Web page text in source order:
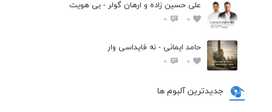
علی حسین زاده و ارهان گولر - بی هویت
0
0
حامد ایمانی - نه فایداسی وار
0
0
جدیدترین آلبوم ها